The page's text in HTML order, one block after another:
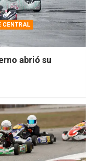
CENTRAL
abrió su